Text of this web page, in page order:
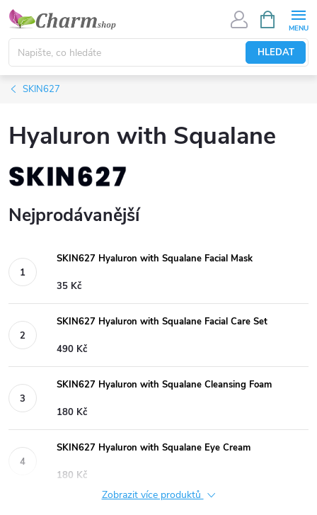
Přejít
obsah
HLEDAT
NÁKUPNÍ
KOŠÍK
SKIN627
Hyaluron with Squalane
Nejprodávanější
SKIN627 Hyaluron with Squalane Facial Mask
35 Kč
SKIN627 Hyaluron with Squalane Facial Care Set
490 Kč
SKIN627 Hyaluron with Squalane Cleansing Foam
180 Kč
SKIN627 Hyaluron with Squalane Eye Cream
180 Kč
Zobrazit více produktů